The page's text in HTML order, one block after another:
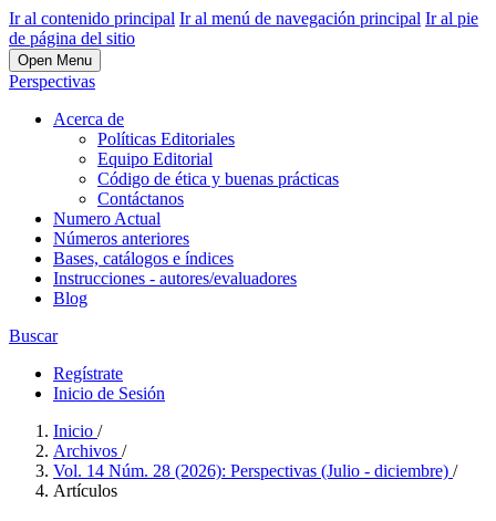
Ir al contenido principal Ir al menú de navegación principal Ir al pie
de página del sitio
Open Menu
Perspectivas
Acerca de
Políticas Editoriales
Equipo Editorial
Código de ética y buenas prácticas
Contáctanos
Numero Actual
Números anteriores
Bases, catálogos e índices
Instrucciones - autores/evaluadores
Blog
Buscar
Regístrate
Inicio de Sesión
Inicio /
Archivos /
Vol. 14 Núm. 28 (2026): Perspectivas (Julio - diciembre) /
Artículos